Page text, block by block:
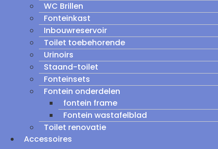
WC Brillen
Fonteinkast
Inbouwreservoir
Toilet toebehorende
Urinoirs
Staand-toilet
Fonteinsets
Fontein onderdelen
fontein frame
Fontein wastafelblad
Toilet renovatie
Accessoires